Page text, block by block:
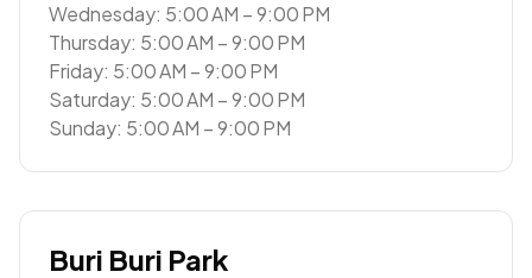
Wednesday: 5:00 AM – 9:00 PM
Thursday: 5:00 AM – 9:00 PM
Friday: 5:00 AM – 9:00 PM
Saturday: 5:00 AM – 9:00 PM
Sunday: 5:00 AM – 9:00 PM
Buri Buri Park